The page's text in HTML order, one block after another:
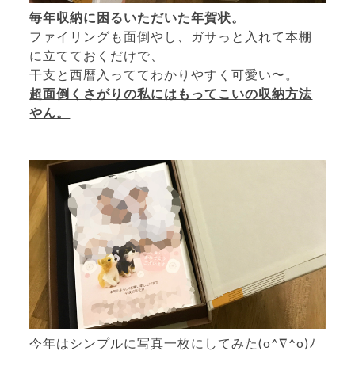
毎年収納に困るいただいた年賀状。
ファイリングも面倒やし、ガサっと入れて本棚
に立てておくだけで、
干支と西暦入っててわかりやすく可愛い〜。
超面倒くさがりの私にはもってこいの収納方法
やん。
今年はシンプルに写真一枚にしてみた(o^∇^o)ﾉ